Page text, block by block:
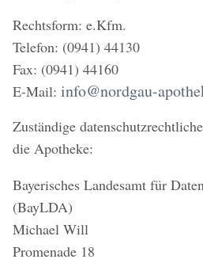
Rechtsform: e.Kfm.
Telefon: (0941) 44130
Fax: (0941) 44160
E-Mail: info@nordgau-
Zuständige
die Apotheke:
Bayerisches Landesamt für
(BayLDA)
Michael Will
Promenade 18